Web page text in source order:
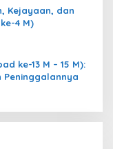
Kejayaan, dan
4 M)
ke-13 M – 15 M):
Peninggalannya